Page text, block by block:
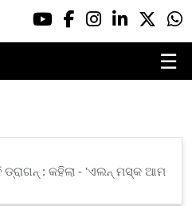
☰
: କହିଲା - 'ଏଲନ୍ ମସ୍କ ଆମ